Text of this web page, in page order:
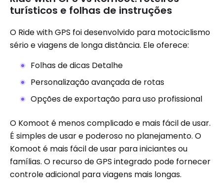
turísticos e folhas de instruções
O Ride with GPS foi desenvolvido para motociclismo
sério e viagens de longa distância. Ele oferece:
Folhas de dicas Detalhe
Personalização avançada de rotas
Opções de exportação para uso profissional
O Komoot é menos complicado e mais fácil de usar.
É simples de usar e poderoso no planejamento. O
Komoot é mais fácil de usar para iniciantes ou
famílias. O recurso de GPS integrado pode fornecer
controle adicional para viagens mais longas.